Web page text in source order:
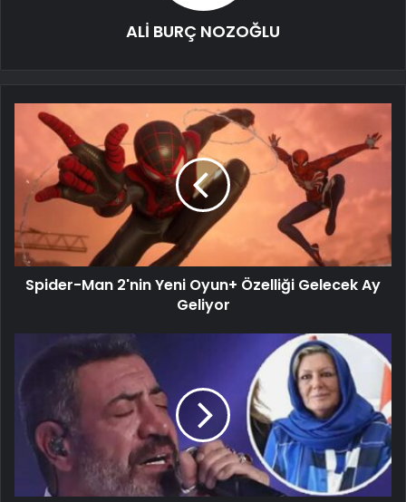
ALİ BURÇ NOZOĞLU
Spider-Man 2'nin Yeni Oyun+ Özelliği Gelecek Ay
Geliyor